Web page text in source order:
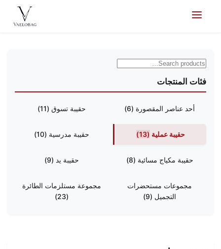
content
Vaelobag
فئات المنتجات
أحد عناصر المقصورة (6) حقيبة تسوق (11)
حقيبة عملية (13) حقيبة مدرسية (10)
حقيبة مكياج مسائية (8) حقيبة يد (9)
مجموعات مستحضرات
التجميل (9)
مجموعة مستلزمات الطائرة
(23)